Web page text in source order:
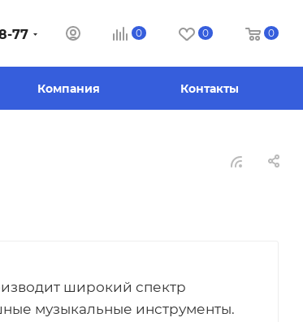
77 0 0 0
Компания Контакты
широкий спектр
музыкальные инструменты.